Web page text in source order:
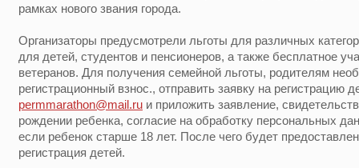
рамках нового звания города.
Организаторы предусмотрели льготы для различных
для детей, студентов и пенсионеров, а также бесплатное
ветеранов. Для получения семейной льготы, родителям
регистрационный взнос., отправить заявку на регистрацию
permmarathon@mail.ru и приложить заявление,
рождении ребенка, согласие на обработку персональных
если ребенок старше 18 лет. После чего будет
регистрация детей.